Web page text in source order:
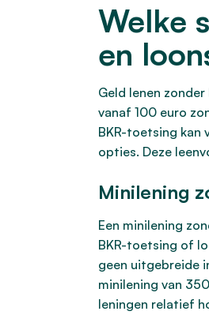
Welke
en
Geld lenen
vanaf 100 euro
BKR-toetsing kan
opties. Deze
Minilening
Een minilening
BKR-toetsing of
geen uitgebreide
minilening van
leningen relatief